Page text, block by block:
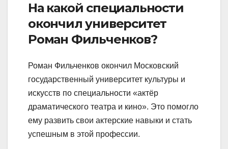
На какой специальности
окончил университет
Роман Фильченков?
Роман Фильченков окончил Московский
государственный университет культуры и
искусств по специальности «актёр
драматического театра и кино». Это помогло
ему развить свои актерские навыки и стать
успешным в этой профессии.